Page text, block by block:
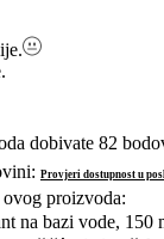
dobivate 82
Provjeri dostupnost u
proizvoda:
na bazi vode, 150